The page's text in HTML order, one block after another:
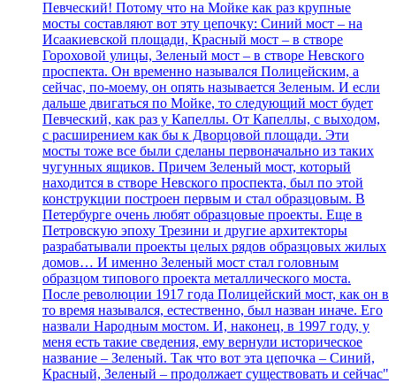
Певческий! Потому что на Мойке как раз крупные
мосты составляют вот эту цепочку: Синий мост – на
Исаакиевской площади, Красный мост – в створе
Гороховой улицы, Зеленый мост – в створе Невского
проспекта. Он временно назывался Полицейским, а
сейчас, по-моему, он опять называется Зеленым. И если
дальше двигаться по Мойке, то следующий мост будет
Певческий, как раз у Капеллы. От Капеллы, с выходом,
с расширением как бы к Дворцовой площади. Эти
мосты тоже все были сделаны первоначально из таких
чугунных ящиков. Причем Зеленый мост, который
находится в створе Невского проспекта, был по этой
конструкции построен первым и стал образцовым. В
Петербурге очень любят образцовые проекты. Еще в
Петровскую эпоху Трезини и другие архитекторы
разрабатывали проекты целых рядов образцовых жилых
домов… И именно Зеленый мост стал головным
образцом типового проекта металлического моста.
После революции 1917 года Полицейский мост, как он в
то время назывался, естественно, был назван иначе. Его
назвали Народным мостом. И, наконец, в 1997 году, у
меня есть такие сведения, ему вернули историческое
название – Зеленый. Так что вот эта цепочка – Синий,
Красный, Зеленый – продолжает существовать и сейчас"